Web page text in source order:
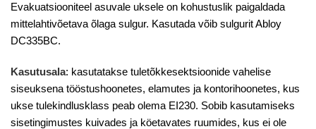
Evakuatsiooniteel asuvale uksele on kohustuslik paigaldada
mittelahtivõetava õlaga sulgur. Kasutada võib sulgurit Abloy
DC335BC.
Kasutusala: kasutatakse tuletõkkesektsioonide vahelise
siseuksena tööstushoonetes, elamutes ja kontorihoonetes, kus
ukse tulekindlusklass peab olema EI230. Sobib kasutamiseks
sisetingimustes kuivades ja köetavates ruumides, kus ei ole